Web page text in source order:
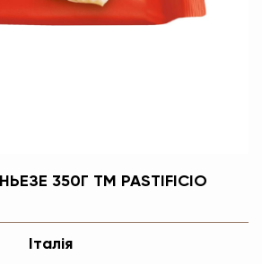
350Г ТМ PASTIFICIO
Італія